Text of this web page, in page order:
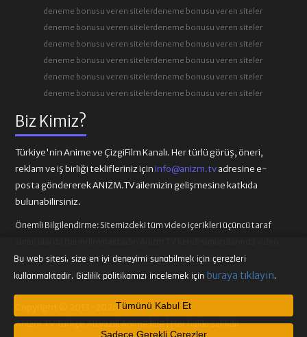
Biz Kimiz?
Türkiye'nin Anime ve ÇizgiFilm Kanalı. Her türlü görüş, öneri,
reklam ve iş birliği teklifleriniz içininfo@anizm.tvadresine e-
posta göndererek ANIZM.TV ailemizin gelişmesine katkıda
bulunabilirsiniz.
Önemli Bilgilendirme: Sitemizdeki tüm video içerikleri üçüncü taraf
içeriği barındırmamaktadır. Telif hakkı talepleri ilgili video
sağlayıcılarına iletilmelidir.
Copyright © 2013-2026
Anizm.TV Türkçe Altyazılı Anime İzle | Her hakkı saklıdır.
deneme bonusu veren sitelerdeneme bonusu veren siteler
deneme bonusu veren sitelerdeneme bonusu veren siteler
deneme bonusu veren sitelerdeneme bonusu veren siteler
deneme bonusu veren sitelerdeneme bonusu veren siteler
deneme bonusu veren sitelerdeneme bonusu veren siteler
deneme bonusu veren sitelerdeneme bonusu veren siteler
Bu web sitesi, size en iyi deneyimi sunabilmek için çerezleri
kullanmaktadır. Gizlilik politikamızı incelemek için buraya tıklayın.
Tümünü Kabul Et
Sadece Gerekli Çerezler